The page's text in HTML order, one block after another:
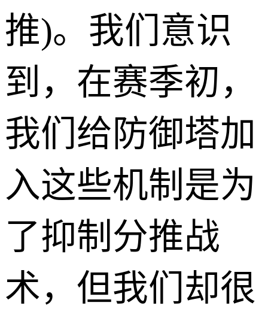
推)。我们意识
到，在赛季初，
我们给防御塔加
入这些机制是为
了抑制分推战
术，但我们却很